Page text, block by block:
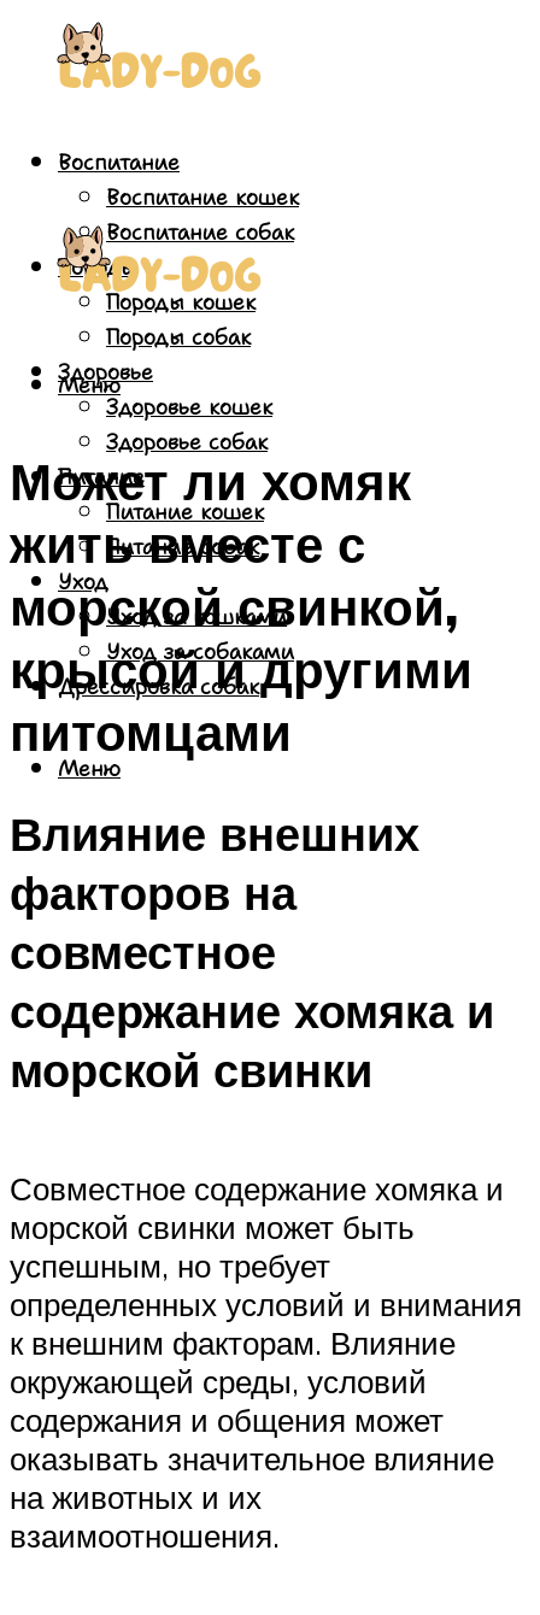
Воспитание
Воспитание кошек
Воспитание собак
Породы
Породы кошек
Породы собак
Здоровье
Здоровье кошек
Здоровье собак
Питание
Питание кошек
Питание собак
Уход
Уход за кошками
Уход за собаками
Дрессировка собак
Меню
Меню
Может ли хомяк
жить вместе с
морской свинкой,
крысой и другими
питомцами
Влияние внешних
факторов на
совместное
содержание хомяка и
морской свинки
Совместное содержание хомяка и
морской свинки может быть
успешным, но требует
определенных условий и внимания
к внешним факторам. Влияние
окружающей среды, условий
содержания и общения может
оказывать значительное влияние
на животных и их
взаимоотношения.